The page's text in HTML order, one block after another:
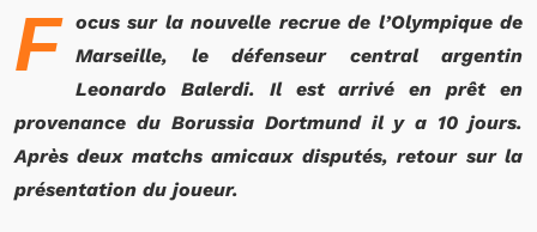
F
ocus sur la nouvelle recrue de l’Olympique de
Marseille, le défenseur central argentin
Leonardo Balerdi. Il est arrivé en prêt en
provenance du Borussia Dortmund il y a 10 jours.
Après deux matchs amicaux disputés, retour sur la
présentation du joueur.